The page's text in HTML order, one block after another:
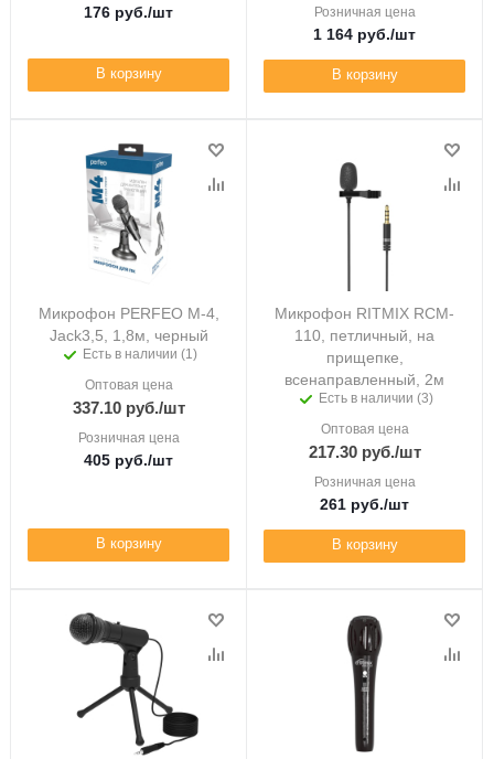
176 руб./шт
В корзину
Розничная цена
1 164 руб./шт
В корзину
Микрофон PERFEO M-4,
Jack3,5, 1,8м, черный
Есть в наличии (1)
Оптовая цена
337.10руб./шт
Розничная цена
405 руб./шт
В корзину
Микрофон RITMIX RCM-
110, петличный, на
прищепке,
всенаправленный, 2м
Есть в наличии (3)
Оптовая цена
217.30руб./шт
Розничная цена
261 руб./шт
В корзину